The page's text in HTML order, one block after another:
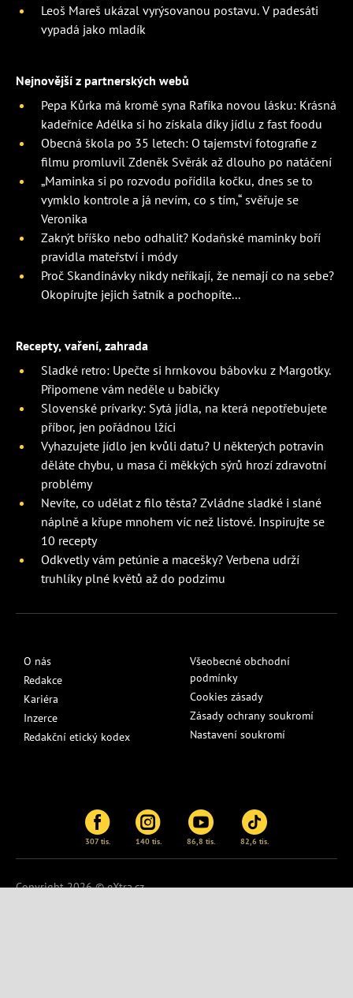
Leoš Mareš ukázal vyrýsovanou postavu. V padesáti
vypadá jako mladík
Nejnovější z partnerských webů
Pepa Kůrka má kromě syna Rafíka novou lásku: Krásná
kadeřnice Adélka si ho získala díky jídlu z fast foodu
Obecná škola po 35 letech: O tajemství fotografie z
filmu promluvil Zdeněk Svěrák až dlouho po natáčení
„Maminka si po rozvodu pořídila kočku, dnes se to
vymklo kontrole a já nevím, co s tím,“ svěřuje se
Veronika
Zakrýt bříško nebo odhalit? Kodaňské maminky boří
pravidla mateřství i módy
Proč Skandinávky nikdy neříkají, že nemají co na sebe?
Okopírujte jejich šatník a pochopíte...
Recepty, vaření, zahrada
Sladké retro: Upečte si hrnkovou bábovku z Margotky.
Připomene vám neděle u babičky
Slovenské prívarky: Sytá jídla, na která nepotřebujete
příbor, jen pořádnou lžíci
Vyhazujete jídlo jen kvůli datu? U některých potravin
děláte chybu, u masa či měkkých sýrů hrozí zdravotní
problémy
Nevíte, co udělat z filo těsta? Zvládne sladké i slané
náplně a křupe mnohem víc než listové. Inspirujte se
10 recepty
Odkvetly vám petúnie a macešky? Verbena udrží
truhlíky plné květů až do podzimu
O nás
Redakce
Kariéra
Inzerce
Redakční etický kodex
Všeobecné obchodní
podmínky
Cookies zásady
Zásady ochrany soukromí
Nastavení soukromí
307 tis. 140 tis. 86,8 tis. 82,6 tis.
Copyright 2026 © eXtra.cz